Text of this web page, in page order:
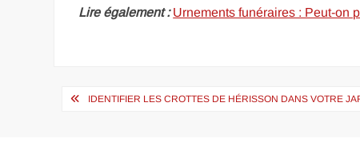
Lire également : Urnements funéraires : Peut-on
Navigation
IDENTIFIER LES CROTTES DE HÉRISSON DANS VOTRE